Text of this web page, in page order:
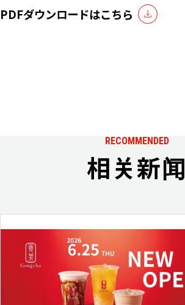
PDFダウンロードはこちら
RECOMMENDED
相关新闻